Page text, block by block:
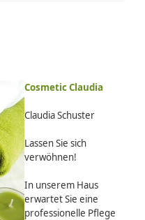
Cosmetic Claudia
Claudia Schuster
Lassen Sie sich
verwöhnen!
In unserem Haus
erwartet Sie eine
professionelle Pflege